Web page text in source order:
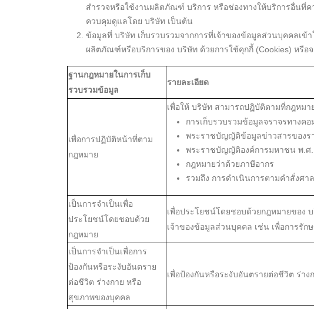
สำรวจหรือใช้งานผลิตภัณฑ์ บริการ หรือช่องทางให้บริการอื่น
ควบคุมดูแลโดย บริษัท เป็นต้น
ข้อมูลที่ บริษัท เก็บรวบรวมจากการที่เจ้าของข้อมูลส่วนบุคคลเ
ผลิตภัณฑ์หรือบริการของ บริษัท ด้วยการใช้คุกกี้ (Cookies) หรื
ฐานกฎหมายในการเก็บ
รวบรวมข้อมูล
รายละเอียด
เพื่อการปฏิบัติหน้าที่ตาม
กฎหมาย
เพื่อให้ บริษัท สามารถปฏิบัติตามที่กฎหม
การเก็บรวบรวมข้อมูลจราจรทางค
พระราชบัญญัติข้อมูลข่าวสารของร
พระราชบัญญัติองค์การมหาชน พ.ศ.
กฎหมายว่าด้วยภาษีอากร
รวมถึง การดำเนินการตามคำสั่งศา
เป็นการจำเป็นเพื่อ
ประโยชน์โดยชอบด้วย
กฎหมาย
เพื่อประโยชน์โดยชอบด้วยกฎหมายขอ
เจ้าของข้อมูลส่วนบุคคล เช่น เพื่อการรั
เป็นการจำเป็นเพื่อการ
ป้องกันหรือระงับอันตราย
ต่อชีวิต ร่างกาย หรือ
สุขภาพของบุคคล
เพื่อป้องกันหรือระงับอันตรายต่อชีวิต ร่า